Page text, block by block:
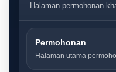
Halaman permohonan
Permohonan
Halaman utama